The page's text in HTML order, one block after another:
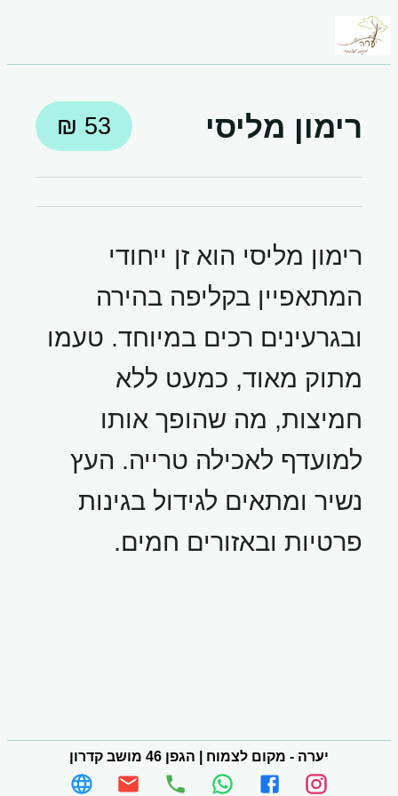
רימון מליסי
רימון מליסי הוא זן ייחודי
המתאפיין בקליפה בהירה
ובגרעינים רכים במיוחד. טעמו
מתוק מאוד, כמעט ללא
חמיצות, מה שהופך אותו
למועדף לאכילה טרייה. העץ
נשיר ומתאים לגידול בגינות
פרטיות ובאזורים חמים.
יערה - מקום לצמוח הגפן 46 מושב קדרון